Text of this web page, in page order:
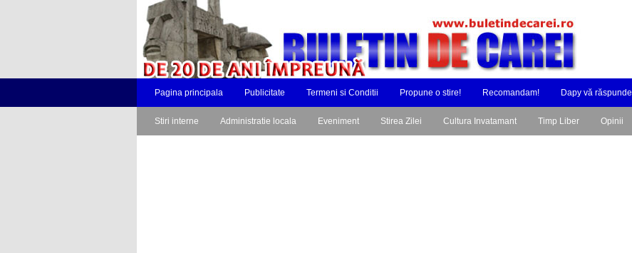
Pagina principala Publicitate Termeni si Conditii Propune o stire! Recomandam! Dapy vă răspunde
Stiri interne Administratie locala Eveniment Stirea Zilei Cultura Invatamant Timp Liber Opinii